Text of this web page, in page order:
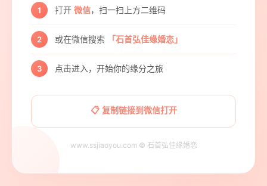
1 打开 微信，扫一扫上方二维码
2 或在微信搜索 「石首弘佳缘婚恋」
3 点击进入，开始你的缘分之旅
📋 复制链接到微信打开
www.ssjiaoyou.com © 石首弘佳缘婚恋